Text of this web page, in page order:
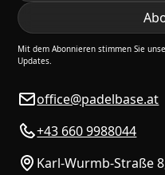
Mit dem Abonnieren stimmen Sie
Updates.
office@padelbase.at
+43 660 9988044
Karl-Wurmb-Straße